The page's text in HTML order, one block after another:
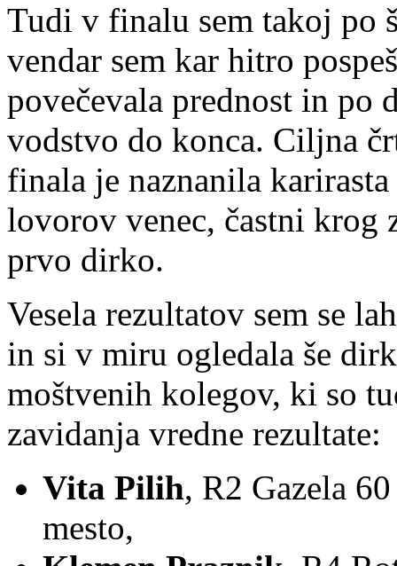
Tudi v finalu sem takoj po
vendar sem kar hitro
povečevala prednost in po
vodstvo do konca. Ciljna
finala je naznanila
lovorov venec, častni krog
prvo dirko.
Vesela rezultatov sem se
in si v miru ogledala še
moštvenih kolegov, ki so
zavidanja vredne rezultate:
Vita Pilih, R2 Gazela
mesto,